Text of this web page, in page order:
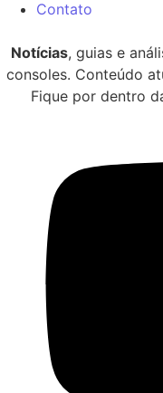
Contato
Notícias, guias e
consoles. Conteúdo
Fique por dentro